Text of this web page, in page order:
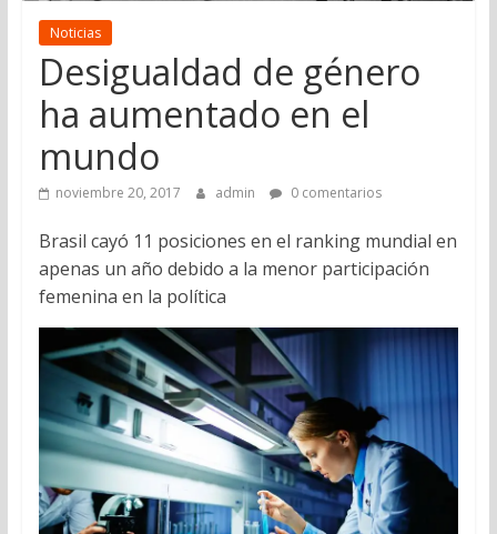
Noticias
Desigualdad de género
ha aumentado en el
mundo
noviembre 20, 2017 admin 0 comentarios
Brasil cayó 11 posiciones en el ranking mundial en
apenas un año debido a la menor participación
femenina en la política